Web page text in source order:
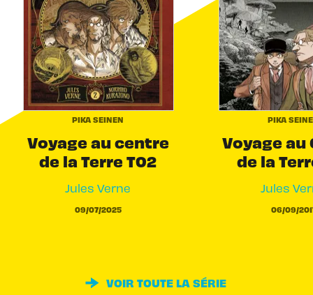
PIKA SEINEN
Voyage au centre
de la Terre T02
Jules Verne
09/07/2025
PIKA
Voyage au
de la
Jules
06/09/
VOIR TOUTE LA SÉRIE